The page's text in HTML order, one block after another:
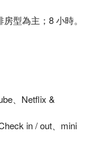
型為主；8 小時。
、Netflix &
in / out、mini